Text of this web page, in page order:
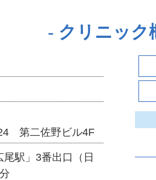
クリニック
第二佐野ビル4F
駅」3番出口（日